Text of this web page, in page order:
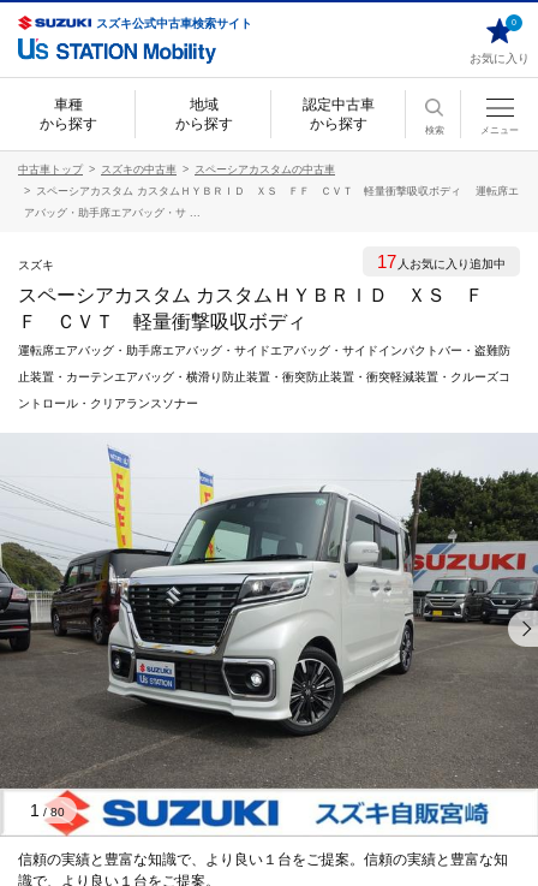
スズキ公式中古車検索サイト
お気に入り
0
車種
から探す
地域
から探す
認定中古車
から探す
検索 メニュー
中古車トップ スズキの中古車
スペーシアカスタムの中古車
スペーシアカスタム カスタムＨＹＢＲＩＤ ＸＳ ＦＦ ＣＶＴ 軽量衝撃吸収ボディ 運転席エ
アバッグ・助手席エアバッグ・サ ...
スズキ
スペーシアカスタム カスタムＨＹＢＲＩＤ ＸＳ Ｆ
Ｆ ＣＶＴ 軽量衝撃吸収ボディ
運転席エアバッグ・助手席エアバッグ・サイドエアバッグ・サイドインパクトバー・盗難防
止装置・カーテンエアバッグ・横滑り防止装置・衝突防止装置・衝突軽減装置・クルーズコ
ントロール・クリアランスソナー
信頼の実績と豊富な知識で、より良い１台をご提案。信頼の実績と豊富な知
識で、より良い１台をご提案。
1 /80
17 人お気に入り追加中